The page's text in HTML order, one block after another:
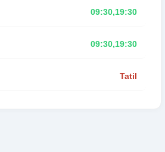
09:30,19:30
09:30,19:30
Tatil